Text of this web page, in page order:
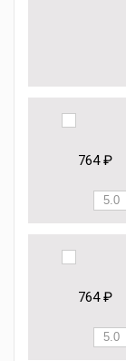
764 ₽
764 ₽